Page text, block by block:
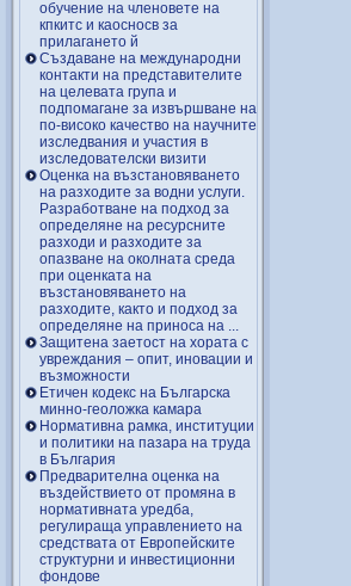
обучение на членовете на
кпкитс и каосносв за
прилагането й
Създаване на международни
контакти на представителите
на целевата група и
подпомагане за извършване на
по-високо качество на научните
изследвания и участия в
изследователски визити
Оценка на възстановяването
на разходите за водни услуги.
Разработване на подход за
определяне на ресурсните
разходи и разходите за
опазване на околната среда
при оценката на
възстановяването на
разходите, както и подход за
определяне на приноса на ...
Защитена заетост на хората с
увреждания – опит, иновации и
възможности
Етичен кодекс на Българска
минно-геоложка камара
Нормативна рамка, институции
и политики на пазара на труда
в България
Предварителна оценка на
въздействието от промяна в
нормативната уредба,
регулираща управлението на
средствата от Европейските
структурни и инвестиционни
фондове